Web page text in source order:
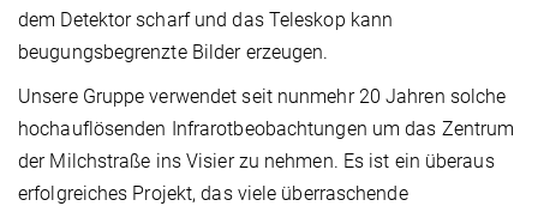
dem Detektor scharf und das Teleskop kann
beugungsbegrenzte Bilder erzeugen.
Unsere Gruppe verwendet seit nunmehr 20 Jahren solche
hochauflösenden Infrarotbeobachtungen um das Zentrum
der Milchstraße ins Visier zu nehmen. Es ist ein überaus
erfolgreiches Projekt, das viele überraschende